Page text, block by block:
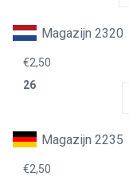
Magazijn 2320
€2,50
26
Magazijn 2235
€2,50